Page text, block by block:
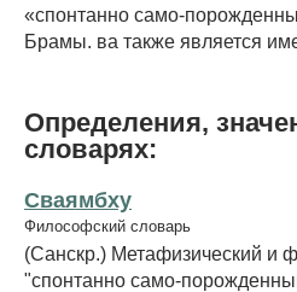
«спонтанно само-
Брамы. ва также является
Определения,
словарях:
Сваямбху
Философский словарь
(Санскр.) Метафизический и
"спонтанно само-